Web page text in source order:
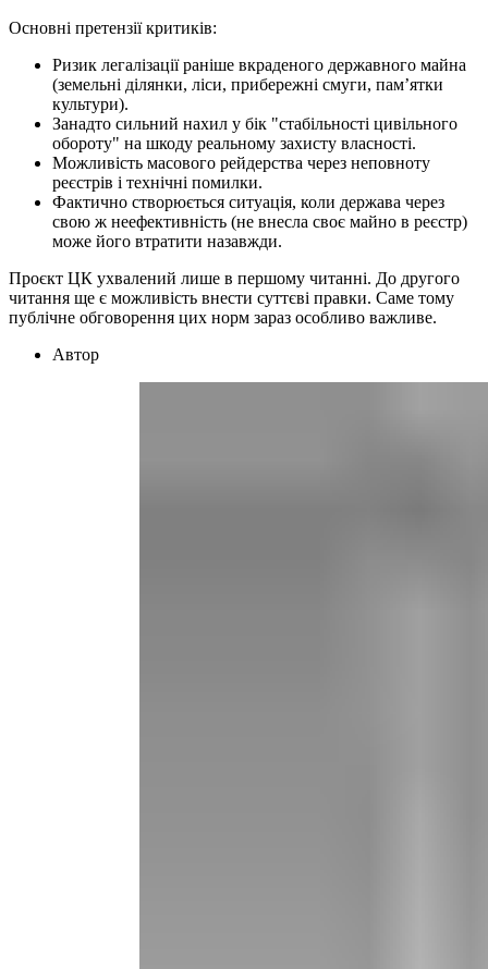
Основні претензії критиків:
Ризик легалізації раніше вкраденого державного майна
(земельні ділянки, ліси, прибережні смуги, пам’ятки
культури).
Занадто сильний нахил у бік "стабільності цивільного
обороту" на шкоду реальному захисту власності.
Можливість масового рейдерства через неповноту
реєстрів і технічні помилки.
Фактично створюється ситуація, коли держава через
свою ж неефективність (не внесла своє майно в реєстр)
може його втратити назавжди.
Проєкт ЦК ухвалений лише в першому читанні. До другого
читання ще є можливість внести суттєві правки. Саме тому
публічне обговорення цих норм зараз особливо важливе.
Автор